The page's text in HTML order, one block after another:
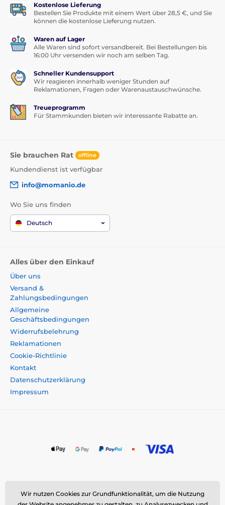
Kostenlose Lieferung
Bestellen Sie Produkte mit einem Wert über 28,5 €, und Sie
können die kostenlose Lieferung nutzen.
Waren auf Lager
Alle Waren sind sofort versandbereit. Bei Bestellungen bis
16:00 Uhr versenden wir noch am selben Tag.
Schneller Kundensupport
Wir reagieren innerhalb weniger Stunden auf
Reklamationen, Fragen oder Warenaustauschwünsche.
Treueprogramm
Für Stammkunden bieten wir interessante Rabatte an.
Sie brauchen Rat offline
Kundendienst ist verfügbar
info@momanio.de
Wo Sie uns finden
Deutsch
Alles über den Einkauf
Über uns
Versand &
Zahlungsbedingungen
Allgemeine
Geschäftsbedingungen
Widerrufsbelehrung
Reklamationen
Cookie-Richtlinie
Kontakt
Datenschutzerklärung
Impressum
Momanio s.r.o., Okružní 361/14, 747 18 Píšť, Tschechische
Wir nutzen Cookies zur Grundfunktionalität, um die Nutzung